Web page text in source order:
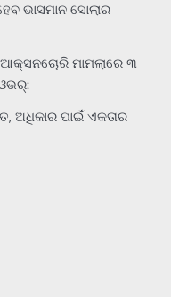
ଭାସମାନ ସୋଲାର
ମାମଲାରେ ୩
ଅଧିକାର ପାଇଁ ଏକତାର